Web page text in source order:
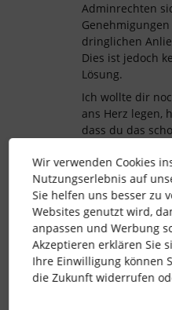
Adminrechten
dringlichen
Dies ist jedoch
Lösung.
Ich wollte dir
ans Herz legen,
dass du das
Anke
abwesenheiten Vertreter
Vertretung
Wir verwenden Cookies
Nutzungserlebnis auf
Sie helfen uns besser zu
Websites genutzt wird,
anpassen und Werbung
Akzeptieren erklären Sie
Ihre Einwilligung können
die Zukunft widerrufen